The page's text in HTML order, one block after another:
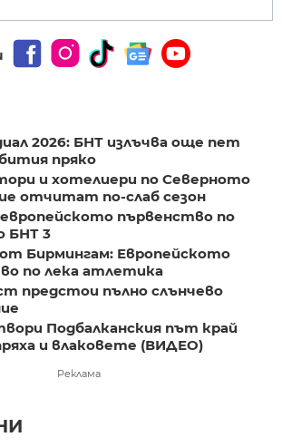
2026: БНТ излъчва още пет
пряко
и хотелиери по Северното
отчитат по-слаб сезон
първенство по
БНТ 3
Бирмингам: Европейското
по лека атлетика
предстои пълно слънчево
Подбалканския път край
и влаковете (ВИДЕО)
Реклама